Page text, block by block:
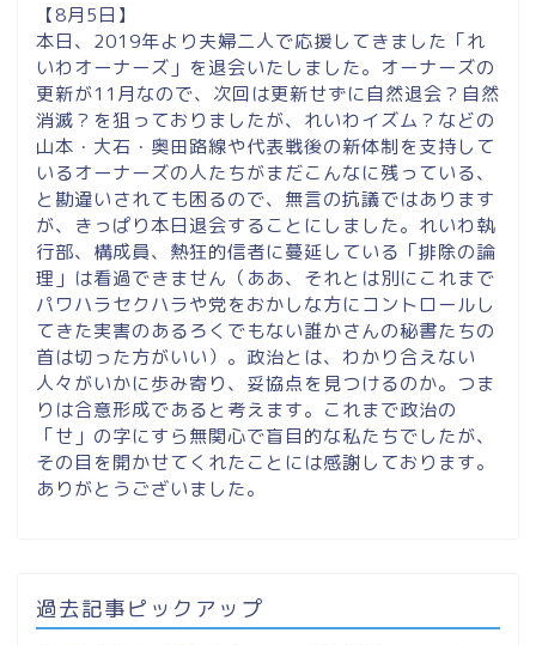
【8月5日】
本日、2019年より夫婦二人で応援してきました「れ
いわオーナーズ」を退会いたしました。オーナーズの
更新が11月なので、次回は更新せずに自然退会？自然
消滅？を狙っておりましたが、れいわイズム？などの
山本・大石・奥田路線や代表戦後の新体制を支持して
いるオーナーズの人たちがまだこんなに残っている、
と勘違いされても困るので、無言の抗議ではあります
が、きっぱり本日退会することにしました。れいわ執
行部、構成員、熱狂的信者に蔓延している「排除の論
理」は看過できません（ああ、それとは別にこれまで
パワハラセクハラや党をおかしな方にコントロールし
てきた実害のあるろくでもない誰かさんの秘書たちの
首は切った方がいい）。政治とは、わかり合えない
人々がいかに歩み寄り、妥協点を見つけるのか。つま
りは合意形成であると考えます。これまで政治の
「せ」の字にすら無関心で盲目的な私たちでしたが、
その目を開かせてくれたことには感謝しております。
ありがとうございました。
過去記事ピックアップ